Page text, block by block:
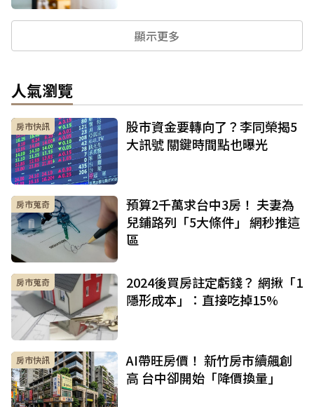
顯示更多
人氣瀏覽
房市快訊
股市資金要轉向了？李同榮揭5
大訊號 關鍵時間點也曝光
房市蒐奇
預算2千萬求台中3房！ 夫妻為
兒鋪路列「5大條件」 網秒推這
區
房市蒐奇
2024後買房註定虧錢？ 網揪「1
隱形成本」：直接吃掉15%
房市快訊
AI帶旺房價！ 新竹房市續飆創
高 台中卻開始「降價換量」